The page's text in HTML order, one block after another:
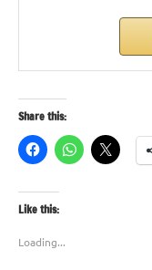
Share this:
Like this:
Loading...